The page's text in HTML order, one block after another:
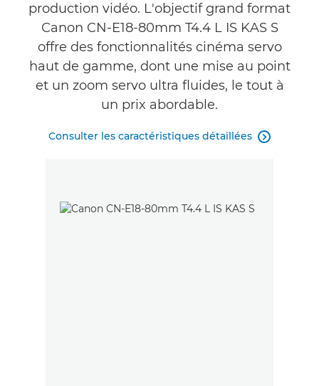
production vidéo. L'objectif grand format
Canon CN-E18-80mm T4.4 L IS KAS S
offre des fonctionnalités cinéma servo
haut de gamme, dont une mise au point
et un zoom servo ultra fluides, le tout à
un prix abordable.
Consulter les caractéristiques détaillées 